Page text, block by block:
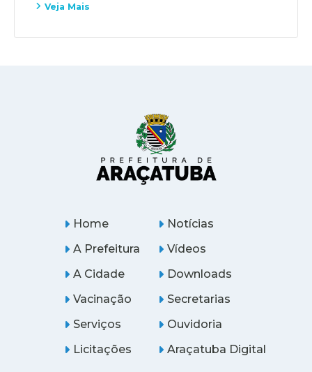
Veja Mais
Home
A Prefeitura
A Cidade
Notícias
Vídeos
Downloads
Vacinação
Serviços
Licitações
Secretarias
Ouvidoria
Araçatuba Digital